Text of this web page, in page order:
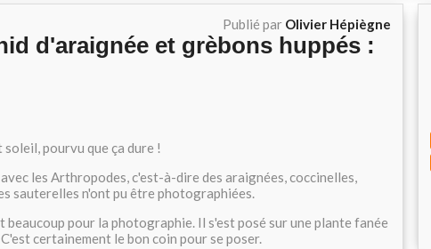
Publié par Olivier Hépiègne
d'araignée et grèbons huppés :
pourvu que ça dure !
les Arthropodes, c'est-à-dire des araignées, coccinelles,
sauterelles n'ont pu être photographiées.
beaucoup pour la photographie. Il s'est posé sur une plante fanée
C'est certainement le bon coin pour se poser.